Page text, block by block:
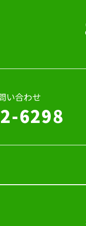
い合わせ
6298